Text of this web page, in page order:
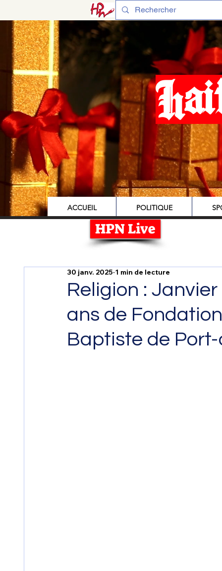
ACCUEIL POLITIQUE
HPN Live
Religion :
ans de
Baptiste de
30 janv. 2025 1 min de lecture